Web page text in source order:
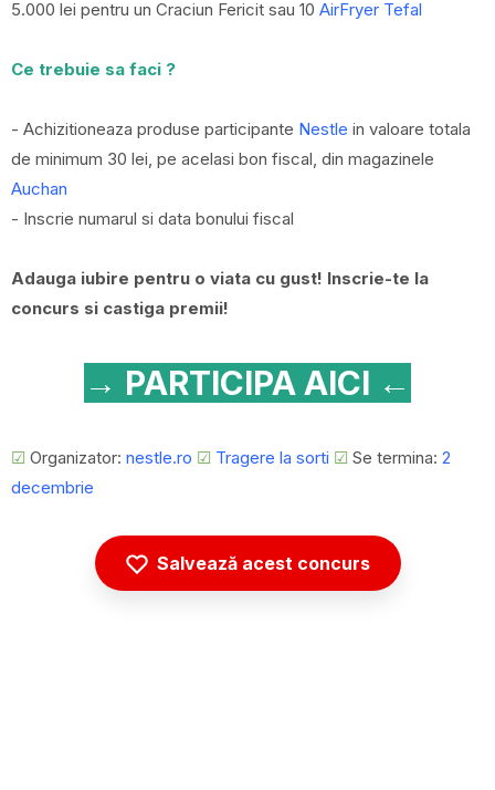
5.000 lei pentru un Craciun Fericit sau 10 AirFryer Tefal
Ce trebuie sa faci ?
- Achizitioneaza produse participante Nestle in valoare totala
de minimum 30 lei, pe acelasi bon fiscal, din magazinele
Auchan
- Inscrie numarul si data bonului fiscal
Adauga iubire pentru o viata cu gust! Inscrie-te la
concurs si castiga premii!
→ PARTICIPA AICI ←
☑ Organizator: nestle.ro ☑ Tragere la sorti ☑ Se termina: 2
decembrie
Salvează acest concurs